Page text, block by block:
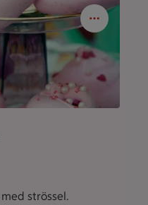
har 8 kommentarer
strössel.